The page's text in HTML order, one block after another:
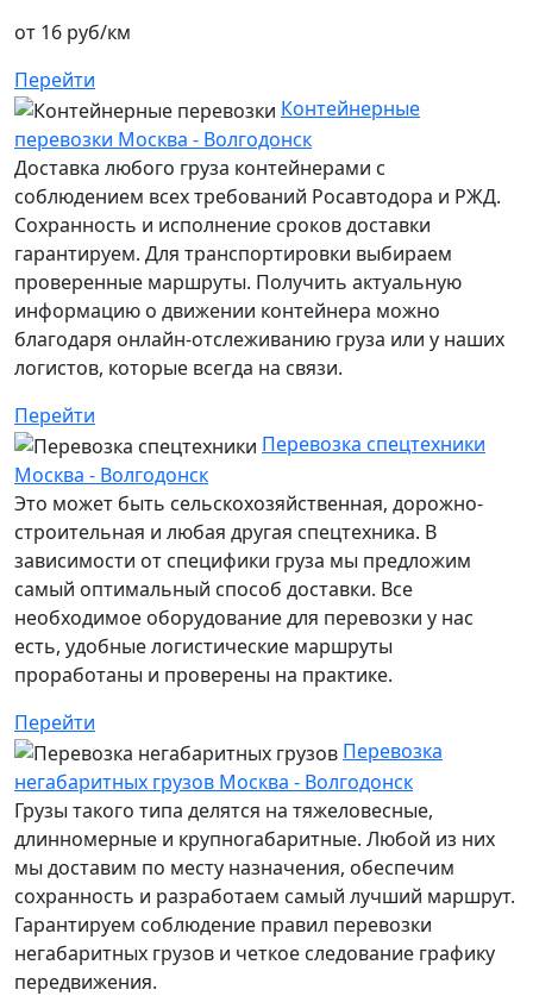
от 16 руб/км
Перейти
Контейнерные
перевозки Москва - Волгодонск
Доставка любого груза контейнерами с
соблюдением всех требований Росавтодора и РЖД.
Сохранность и исполнение сроков доставки
гарантируем. Для транспортировки выбираем
проверенные маршруты. Получить актуальную
информацию о движении контейнера можно
благодаря онлайн-отслеживанию груза или у наших
логистов, которые всегда на связи.
Перейти
Перевозка спецтехники
Москва - Волгодонск
Это может быть сельскохозяйственная, дорожно-
строительная и любая другая спецтехника. В
зависимости от специфики груза мы предложим
самый оптимальный способ доставки. Все
необходимое оборудование для перевозки у нас
есть, удобные логистические маршруты
проработаны и проверены на практике.
Перейти
Перевозка
негабаритных грузов Москва - Волгодонск
Грузы такого типа делятся на тяжеловесные,
длинномерные и крупногабаритные. Любой из них
мы доставим по месту назначения, обеспечим
сохранность и разработаем самый лучший маршрут.
Гарантируем соблюдение правил перевозки
негабаритных грузов и четкое следование графику
передвижения.